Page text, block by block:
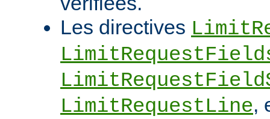
Les directives
LimitRequestLine,